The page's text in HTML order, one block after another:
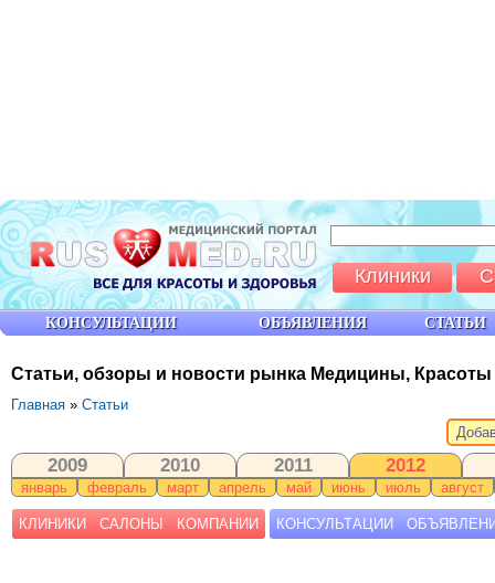
Статьи, обзоры и новости рынка Медицины,
Главная » Статьи
2009 2010 2011 2012
январь февраль март апрель май июнь июль август
КЛИНИКИ САЛОНЫ КОМПАНИИ КОНСУЛЬТАЦИИ
КОНСУЛЬТАЦИИ ОБЪЯВЛЕНИЯ СТАТЬИ
Клиники